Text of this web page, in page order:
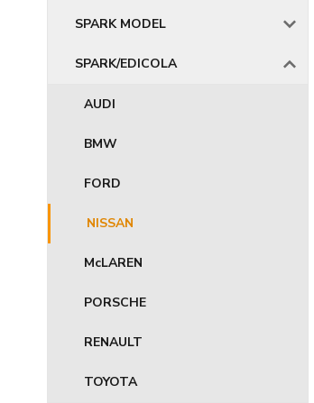
SPARK MODEL
SPARK/EDICOLA
AUDI
BMW
FORD
NISSAN
McLAREN
PORSCHE
RENAULT
TOYOTA